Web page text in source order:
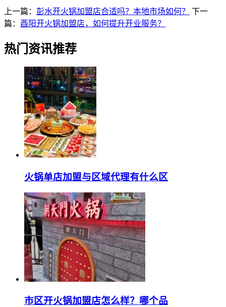
上一篇： 彭水开火锅加盟店合适吗？本地市场如何？
下一
篇： 酉阳开火锅加盟店，如何提升开业服务？
热门资讯推荐
火锅单店加盟与区域代理有什么区
市区开火锅加盟店怎么样？哪个品